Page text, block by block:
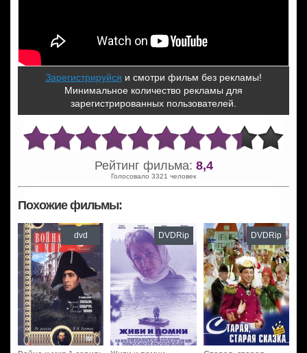
Зарегистрируйся и смотри фильм без рекламы!
Минимальное количество рекламы для
зарегистрированных пользователей.
Рейтинг фильма: 8,4
Голосовало 3321 человек
Похожие фильмы:
dvd DVDRip DVDRip